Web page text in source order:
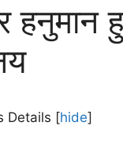
हनुमान
Details [hide]